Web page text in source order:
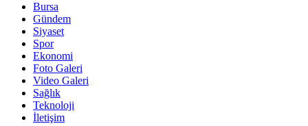
Bursa
Gündem
Siyaset
Spor
Ekonomi
Foto Galeri
Video Galeri
Sağlık
Teknoloji
İletişim